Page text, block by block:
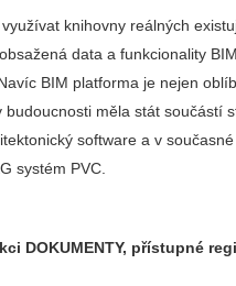
knihovny reálných
data a funkcionality
BIM platforma je nejen
měla stát součástí
software a v
systém PVC.
DOKUMENTY, přístupné